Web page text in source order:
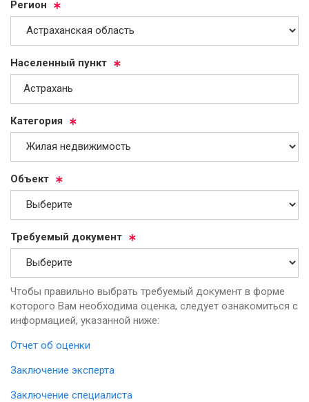
Ре­ги­он
На­се­лен­ный пункт
Ка­те­го­рия
Объ­ект
Тре­бу­емый до­ку­мент
Чтобы правильно выбрать требуемый документ в форме
которого Вам необходима оценка, следует ознакомиться с
информацией, указанной ниже:
Отчет об оценки
Заключение эксперта
Заключение специалиста